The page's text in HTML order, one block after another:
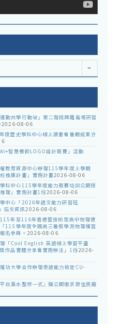
動共學行動站」第二階段與離島場研習
2026-08-06
度歷史學科中心線上讀書會暑期成果分
智慧餐飲LOGO設計競賽」活動
教育資源中心辦理115學年度上學期
推廣計畫」實施計畫2026-08-06
科中心115學年度能力競賽培訓公開授
理」實施計畫1份2026-08-06
中心「2026年語文能力研習班
生資訊2026-08-06
年至116年普通暨技術型高中物理適
115學年度全國高三暑假學測物理複習
名參與。 2026-08-06
「Cool English 英語線上學習平臺
作品實體分享會實施辦法」1份2026-
功大學合作辦理泰語能力檢定CU-
台漏水整修一式」擬公開徵求原住民廠